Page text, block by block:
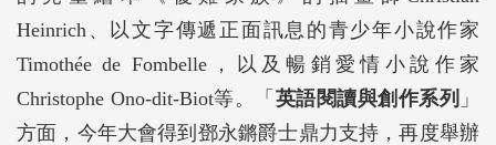
Heinrich、以文字傳遞正面訊息的青少年小說作家
Timothée de Fombelle，以及暢銷愛情小說作家
Christophe Ono‐dit‐Biot等。「 英語閱讀與創作系列 」
方面，今年大會得到鄧永鏘爵士鼎力支持，再度舉辦